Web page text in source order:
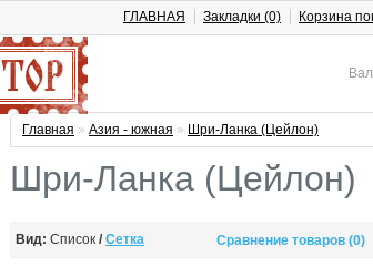
ГЛАВНАЯ Закладки (0) Корзина
Главная » Азия - южная » Шри-Ланка (Цейлон)
Шри-Ланка (Цейлон)
Вид: Список / Сетка Сравнение товаров (0)